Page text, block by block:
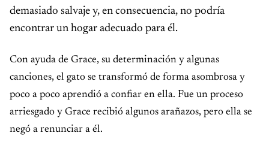
demasiado salvaje y, en consecuencia, no podría
encontrar un hogar adecuado para él.
Con ayuda de Grace, su determinación y algunas
canciones, el gato se transformó de forma asombrosa y
poco a poco aprendió a confiar en ella. Fue un proceso
arriesgado y Grace recibió algunos arañazos, pero ella se
negó a renunciar a él.